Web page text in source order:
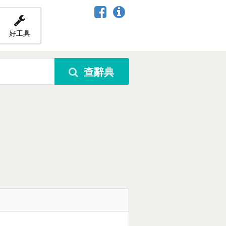
好工具
查辭典